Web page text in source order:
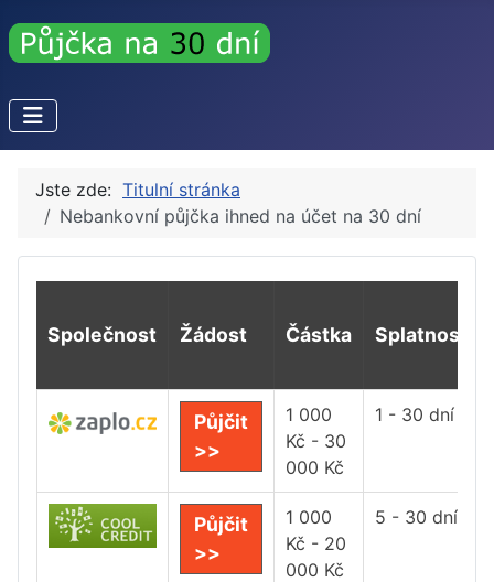
Jste zde: Titulní stránka
Nebankovní půjčka ihned na účet na 30 dní
Společnost Žádost Částka Splatnost
Půjčit
>>
1 000
Kč - 30
000 Kč
1 - 30 dní
Půjčit
>>
1 000
Kč - 20
000 Kč
5 - 30 dní